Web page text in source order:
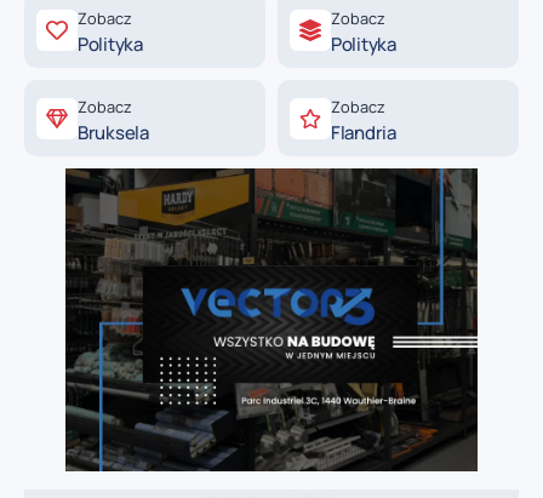
Zobacz
Polityka
Zobacz
Polityka
Zobacz
Bruksela
Zobacz
Flandria